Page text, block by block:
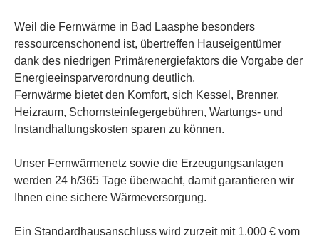
Weil die Fernwärme in Bad Laasphe besonders
ressourcenschonend ist, übertreffen Hauseigentümer
dank des niedrigen Primärenergiefaktors die Vorgabe der
Energieeinsparverordnung deutlich.
Fernwärme bietet den Komfort, sich Kessel, Brenner,
Heizraum, Schornsteinfegergebühren, Wartungs- und
Instandhaltungskosten sparen zu können.
Unser Fernwärmenetz sowie die Erzeugungsanlagen
werden 24 h/365 Tage überwacht, damit garantieren wir
Ihnen eine sichere Wärmeversorgung.
Ein Standardhausanschluss wird zurzeit mit 1.000 € vom